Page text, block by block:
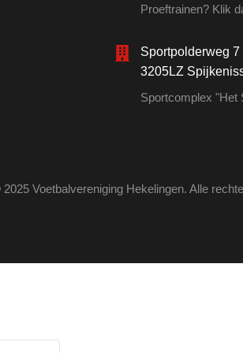
Proeftrainen? Klik
Sportpolderweg 7
3205LZ
Sportcomplex "Het
Voetbalvereniging Hekelingen. Alle